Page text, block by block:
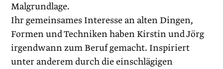
Malgrundlage.
Ihr gemeinsames Interesse an alten Dingen,
Formen und Techniken haben Kirstin und Jörg
irgendwann zum Beruf gemacht. Inspiriert
unter anderem durch die einschlägigen